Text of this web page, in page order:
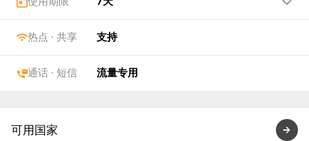
热点 · 共享 支持
通话 · 短信 流量专用
可用国家